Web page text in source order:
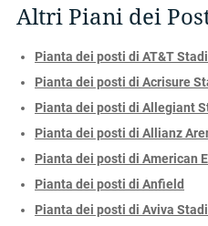
Altri Piani dei
Pianta dei posti di AT&T
Pianta dei posti di Acrisure
Pianta dei posti di Allegiant
Pianta dei posti di Allianz
Pianta dei posti di American
Pianta dei posti di Anfield
Pianta dei posti di Aviva